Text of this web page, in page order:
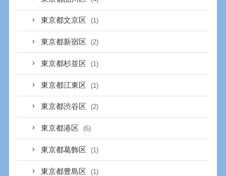
東京都文京区 (1)
東京都新宿区 (2)
東京都杉並区 (1)
東京都江東区 (1)
東京都渋谷区 (2)
東京都港区 (6)
東京都葛飾区 (1)
東京都豊島区 (1)